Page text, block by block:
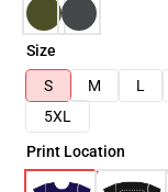
Size
S
M L
5XL
Print Location